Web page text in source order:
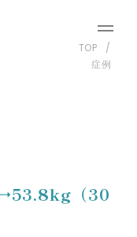
TOP
症例
（30